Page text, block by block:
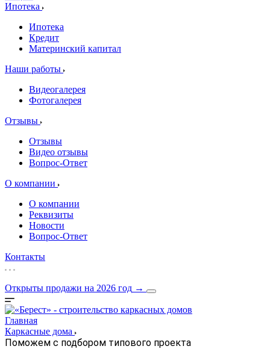
Ипотека
Ипотека
Кредит
Материнский капитал
Наши работы
Видеогалерея
Фотогалерея
Отзывы
Отзывы
Видео отзывы
Вопрос-Ответ
О компании
О компании
Реквизиты
Новости
Вопрос-Ответ
Контакты
Открыты продажи на 2026 год →
Главная
Каркасные дома
Поможем с подбором типового проекта